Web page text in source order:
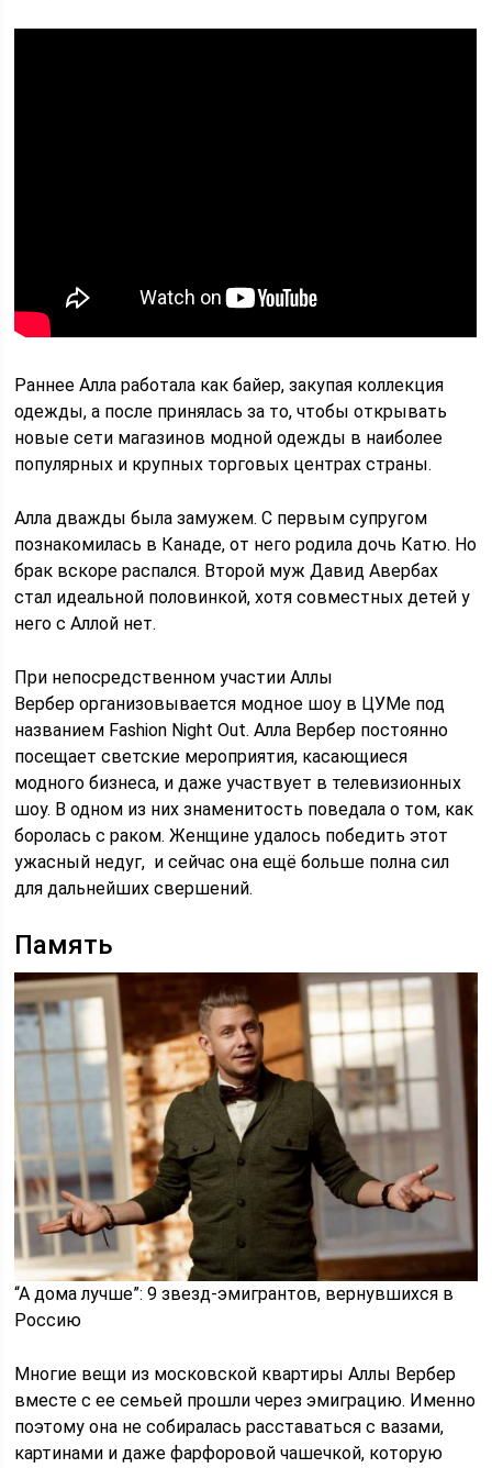
Раннее Алла работала как байер, закупая коллекция
одежды, а после принялась за то, чтобы открывать
новые сети магазинов модной одежды в наиболее
популярных и крупных торговых центрах страны.
Алла дважды была замужем. С первым супругом
познакомилась в Канаде, от него родила дочь Катю. Но
брак вскоре распался. Второй муж Давид Авербах
стал идеальной половинкой, хотя совместных детей у
него с Аллой нет.
При непосредственном участии Аллы
Вербер организовывается модное шоу в ЦУМе под
названием Fashion Night Out. Алла Вербер постоянно
посещает светские мероприятия, касающиеся
модного бизнеса, и даже участвует в телевизионных
шоу. В одном из них знаменитость поведала о том, как
боролась с раком. Женщине удалось победить этот
ужасный недуг, и сейчас она ещё больше полна сил
для дальнейших свершений.
Память
“А дома лучше”: 9 звезд-эмигрантов, вернувшихся в
Россию
Многие вещи из московской квартиры Аллы Вербер
вместе с ее семьей прошли через эмиграцию. Именно
поэтому она не собиралась расставаться с вазами,
картинами и даже фарфоровой чашечкой, которую